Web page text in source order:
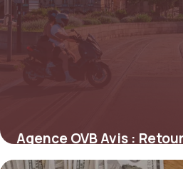
Agence OVB Avis :
2 juin 2026